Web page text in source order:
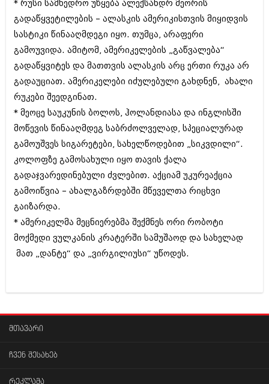
აგვისტო 2018 (162)
ივლისი 2018 (223)
მაისი 2018 (211)
აპრილი 2018 (194)
მარტი 2018 (256)
იანვარი 2018 (215)
დეკემბერი 2017 (243)
ნოემბერი 2017 (212)
ოქტომბერი 2017 (231)
სექტემბერი 2017 (261)
აგვისტო 2017 (212)
ივლისი 2017 (233)
ივნისი 2017 (265)
აპრილი 2017 (220)
მარტი 2017 (212)
თებერვალი 2017 (205)
იანვარი 2017 (246)
დეკემბერი 2016 (207)
სექტემბერი 2016 (224)
აპრილი 2016 (215)
თებერვალი 2016 (250)
აგვისტო 2020 (249)
ივლისი 2020 (204)
ივნისი 2020 (249)
არქივის ზომის ნახვა
* რუსი სამხედრო უწყება ალექსანდრ მეორის
გადაწყვეტილების – ალასკის ამერიკისთვის მიყიდვის
სასტიკი წინააღმდეგი იყო. თუმცა, არაფერი
გამოუვიდა. ამიტომ, ამერიკელების „გაწვალება“
გადაწყვიტეს და მათთვის ალასკის არც ერთი რუკა არ
გადაუციათ. ამერიკელები იძულებული გახდნენ, ახალი
რუკები შეედგინათ.
* მეოცე საუკუნის ბოლოს, ჰოლანდიასა და ინგლისში
მოწევის წინააღმდეგ საბრძოლველად, სპეციალურად
გამოუშვეს სიგარეტები, სახელწოდებით „სიკვდილი“.
კოლოფზე გამოსახული იყო თავის ქალა
გადაჯვარედინებული ძვლებით. აქციამ უკურეაქცია
გამოიწვია – ახალგაზრდებში მწეველთა რიცხვი
გაიზარდა.
* ამერიკელმა მეცნიერებმა შექმნეს ორი რობოტი
მოქმედი ვულკანის კრატერში სამუშაოდ და სახელად
მათ „დანტე“ და „ვირგილიუსი“ უწოდეს.
მთავარი
ჩვენ შესახებ
რეკლამა